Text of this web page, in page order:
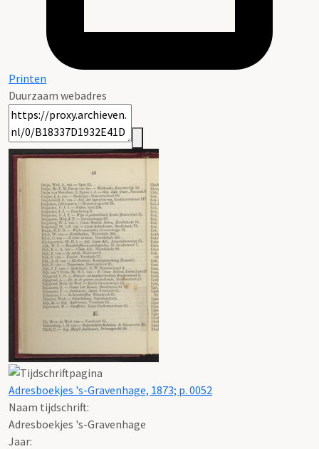
Printen
Duurzaam webadres
Adresboekjes 's-Gravenhage, 1873; p. 0052
Naam tijdschrift:
Adresboekjes 's-Gravenhage
Jaar: